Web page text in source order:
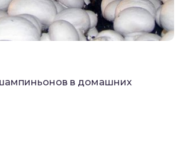
в домашних